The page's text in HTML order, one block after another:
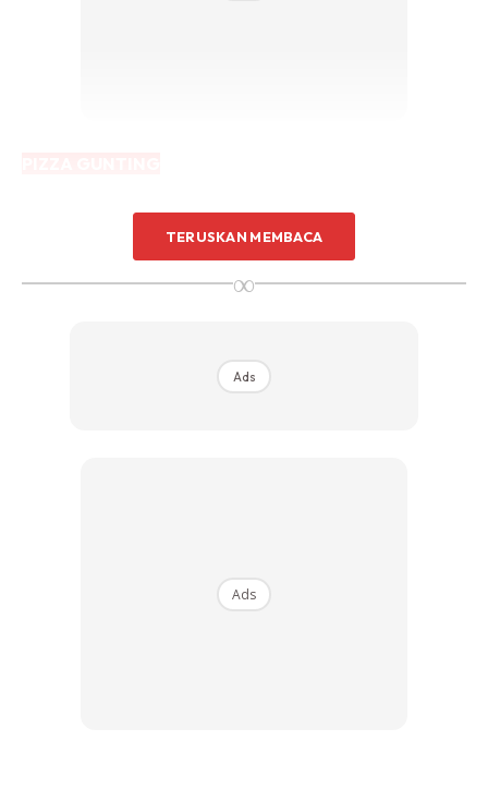
100 gm isi daging/ayam (cincang)
1/2 cili benggala (potong dadu)
TERUSKAN MEMBACA
∞
Ads
Ads